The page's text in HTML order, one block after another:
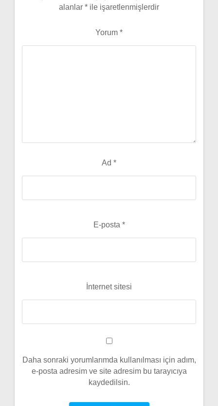
alanlar * ile işaretlenmişlerdir
Yorum *
Ad *
E-posta *
İnternet sitesi
Daha sonraki yorumlarımda kullanılması için adım,
e-posta adresim ve site adresim bu tarayıcıya
kaydedilsin.